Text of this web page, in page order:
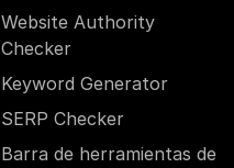
Website Authority
Checker
Keyword Generator
SERP Checker
Barra de herramientas de